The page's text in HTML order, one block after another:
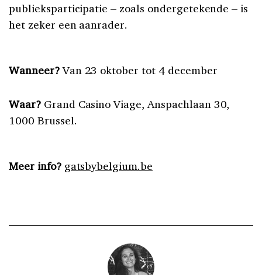
publieksparticipatie – zoals ondergetekende – is
het zeker een aanrader.
Wanneer?Van 23 oktober tot 4 december
Waar?Grand Casino Viage, Anspachlaan 30,
1000 Brussel.
Meer info? gatsbybelgium.be